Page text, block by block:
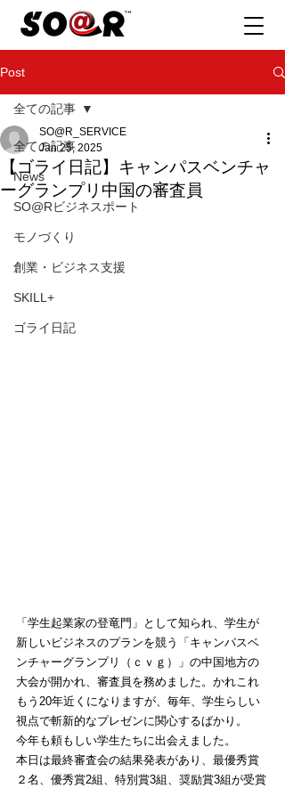
Post
全ての記事
News
SO@Rビジネスポート
モノづくり
創業・ビジネス支援
SKILL+
ゴライ日記
全ての記事
【ゴライ日記】キャンパスベンチャ
ーグランプリ中国の審査員
SO@R_SERVICE
Jan 25, 2025
「学生起業家の登竜門」として知られ、学生が
新しいビジネスのプランを競う「キャンパスベ
ンチャーグランプリ（ｃｖｇ）」の中国地方の
大会が開かれ、審査員を務めました。かれこれ
もう20年近くになりますが、 毎年、学生らしい
視点で斬新的なプレゼンに関心するばかり。
今年も頼もしい学生たちに出会えました。
本日は最終審査会の結果発表があり、最優秀賞
２名、優秀賞2組、特別賞3組、奨励賞3組が受賞